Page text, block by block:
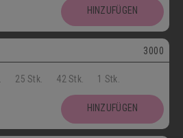
BROTWAREN
FASTENWAIE
HINZUFÜGEN
3000
25 Stk. 42 Stk. 1 Stk.
HINZUFÜGEN